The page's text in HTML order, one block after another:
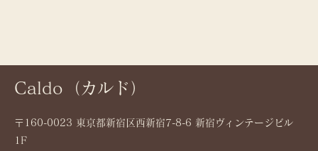
Caldo（カルド）
〒160-0023 東京都新宿区西新宿7-8-6 新宿ヴィンテージビル
1F